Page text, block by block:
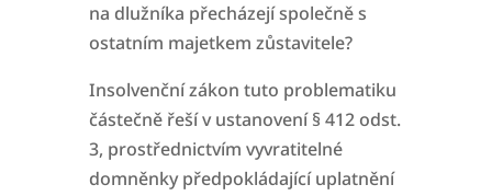
na dlužníka přecházejí společně s
ostatním majetkem zůstavitele?
Insolvenční zákon tuto problematiku
částečně řeší v ustanovení § 412 odst.
3, prostřednictvím vyvratitelné
domněnky předpokládající uplatnění